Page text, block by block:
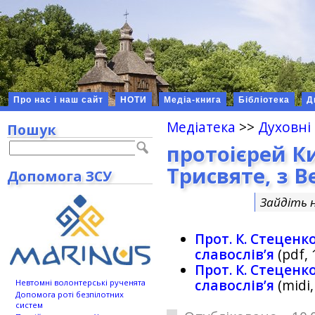
Про нас і наш сайт НОТИ Медіа-книга Бібліотека
Медіатека >>
протоієрей
Трисвяте, з
Зайдіть
Прот. К.
славослів’я (pdf,
Прот. К.
славослів’я
Пошук
Допомога ЗСУ
Невтомні волонтерські рученята
Допомога роті безпілотних
систем